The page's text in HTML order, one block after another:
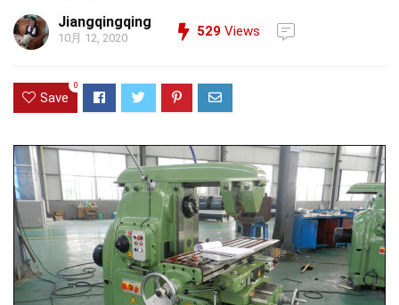
Jiangqingqing
10月 12, 2020 529 Views
Save
0